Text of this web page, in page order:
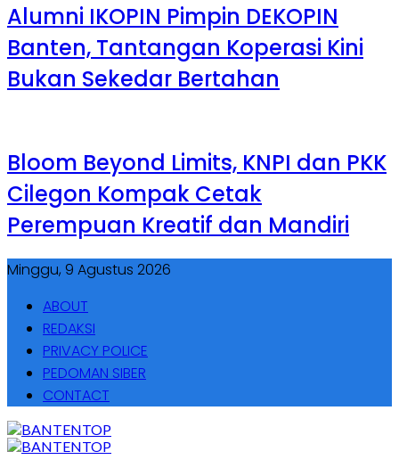
Alumni IKOPIN Pimpin DEKOPIN
Banten, Tantangan Koperasi Kini
Bukan Sekedar Bertahan
Bloom Beyond Limits, KNPI dan PKK
Cilegon Kompak Cetak
Perempuan Kreatif dan Mandiri
Minggu, 9 Agustus 2026
ABOUT
REDAKSI
PRIVACY POLICE
PEDOMAN SIBER
CONTACT